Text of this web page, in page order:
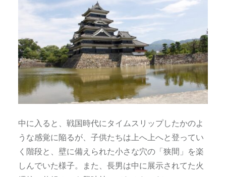
中に入ると、戦国時代にタイムスリップしたかのよ
うな感覚に陥るが、子供たちは上へ上へと登ってい
く階段と、壁に備えられた小さな穴の「狭間」を楽
しんでいた様子。また、長男は中に展示されてた火